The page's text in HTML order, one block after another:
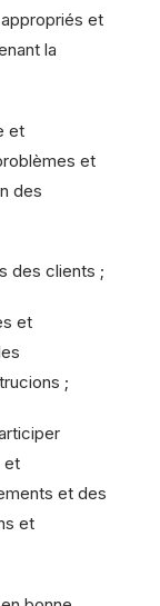
et
la
et
et
des
des clients ;
et
;
et
et des
et